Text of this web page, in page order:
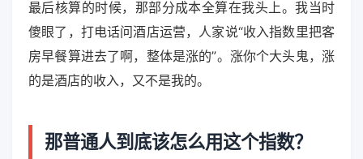
最后核算的时候，那部分成本全算在我头上。我当时
傻眼了，打电话问酒店运营，人家说“收入指数里把客
房早餐算进去了啊，整体是涨的”。涨你个大头鬼，涨
的是酒店的收入，又不是我的。
那普通人到底该怎么用这个指数？